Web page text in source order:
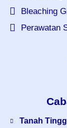
Bleaching
Perawatan
Tanah